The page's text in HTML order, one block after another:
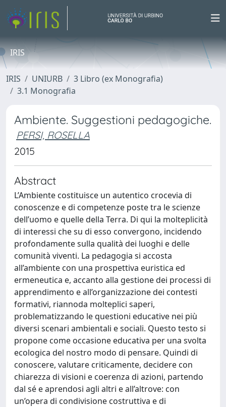
IRIS
IRIS UNIURB
3 Libro (ex Monografia)
3.1 Monografia
Ambiente. Suggestioni pedagogiche.
PERSI, ROSELLA
2015
Abstract
L’Ambiente costituisce un autentico crocevia di
conoscenze e di competenze poste tra le scienze
dell’uomo e quelle della Terra. Di qui la molteplicità
di interessi che su di esso convergono, incidendo
profondamente sulla qualità dei luoghi e delle
comunità viventi. La pedagogia si accosta
all’ambiente con una prospettiva euristica ed
ermeneutica e, accanto alla gestione dei processi di
apprendimento e all’organizzazione dei contesti
formativi, riannoda molteplici saperi,
problematizzando le questioni educative nei più
diversi scenari ambientali e sociali. Questo testo si
propone come occasione educativa per una svolta
ecologica del nostro modo di pensare. Quindi di
conoscere, valutare criticamente, decidere con
chiarezza di visioni e coerenza di azioni, partendo
dal sé e aprendosi agli altri e all’altrove: con
un’opera di condivisione costruttiva e di